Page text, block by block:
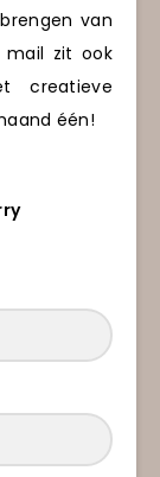
van
mail zit ook
creatieve
één!